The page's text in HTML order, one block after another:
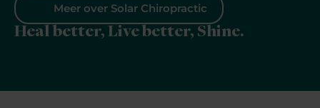
Meer over Solar Chiropractic
Heal better, Live better, Shine.